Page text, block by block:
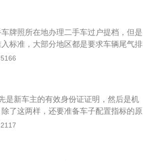
书原件：《机动车登记证书》原件、
牌照所在地办理二手车过户提档，但是
标准，大部分地区都是要求车辆尾气排
有要求。二手车异地过户流程：1、咨
、行驶证、发动机拓号条，买方需要有
动车登记服务站办理车辆外转提档；
续。
是新车主的有效身份证证明，然后是机
了这两样，还要准备车子配置指标的原
出具暂住证。这些材料有些需要原
注意的是，去二手车交易大厅办理买
易的双方或者代理人都要到场，那辆要